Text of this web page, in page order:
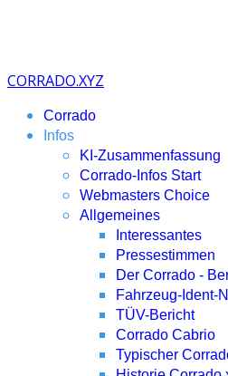
CORRADO.XYZ
Corrado
Infos
KI-Zusammenfassung
Corrado-Infos Start
Webmasters Choice
Allgemeines
Interessantes
Pressestimmen
Der Corrado -
Fahrzeug-Ident-
TÜV-Bericht
Corrado Cabrio
Typischer